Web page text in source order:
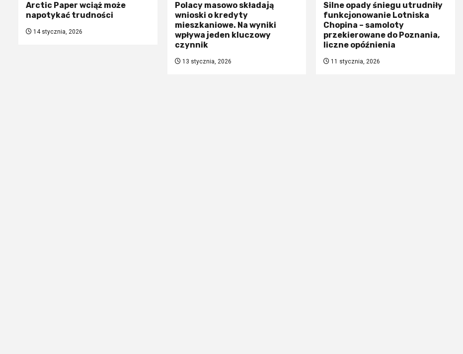
Arctic Paper wciąż może
napotykać trudności
14 stycznia, 2026
Polacy masowo składają
wnioski o kredyty
mieszkaniowe. Na wyniki
wpływa jeden kluczowy
czynnik
13 stycznia, 2026
Silne opady śniegu utrudniły
funkcjonowanie Lotniska
Chopina – samoloty
przekierowane do Poznania,
liczne opóźnienia
11 stycznia, 2026